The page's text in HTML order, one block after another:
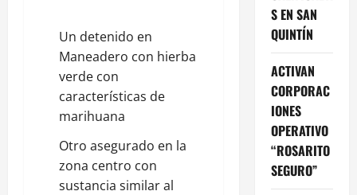
Un detenido en
Maneadero con hierba
verde con
características de
marihuana
Otro asegurado en la
zona centro con
sustancia similar al
S EN SAN
QUINTÍN
ACTIVAN
CORPORAC
IONES
OPERATIVO
“ROSARITO
SEGURO”